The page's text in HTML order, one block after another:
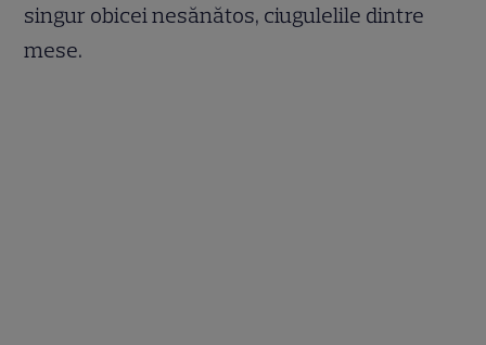
singur obicei nesănătos, ciugulelile dintre
mese.